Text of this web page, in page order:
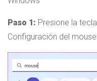
Paso 1: Presione la
Configuración del